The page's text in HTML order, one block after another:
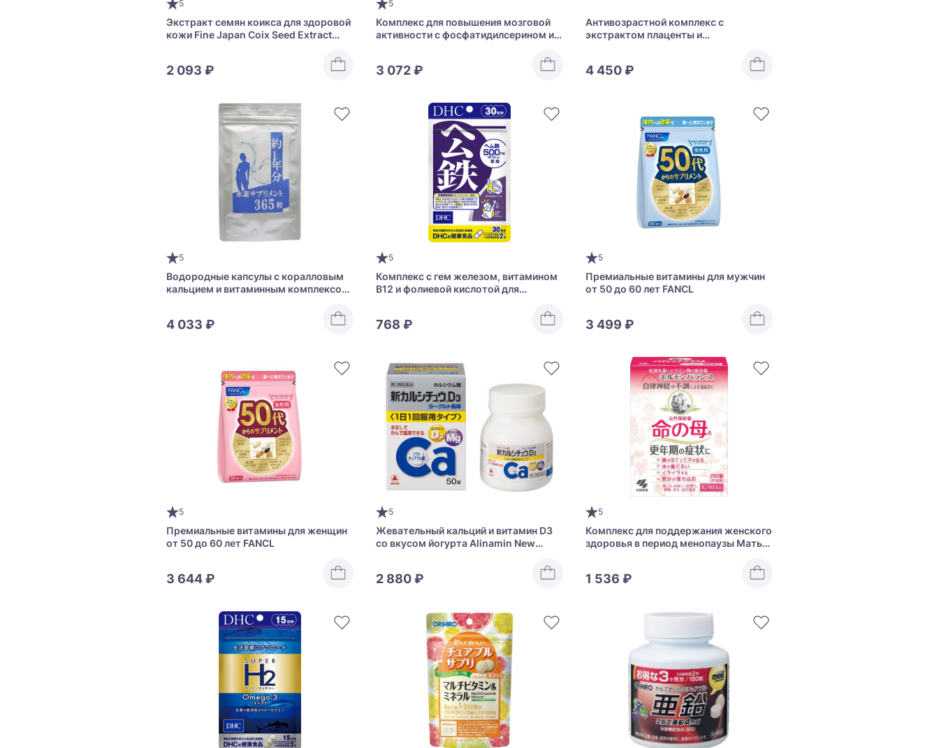
5
Экстракт семян коикса для здоровой
кожи Fine Japan Coix Seed Extract
2 093 ₽
5
Комплекс для повышения мозговой
активности с фосфатидилсерином и
3 072 ₽
Антивозрастной комплекс с
экстрактом плаценты и
4 450 ₽
5
Водородные капсулы с коралловым
кальцием и витаминным комплексом
4 033 ₽
5
Комплекс с гем железом, витамином
B12 и фолиевой кислотой для
768 ₽
5
Премиальные витамины для мужчин
от 50 до 60 лет FANCL
3 499 ₽
5
Премиальные витамины для женщин
от 50 до 60 лет FANCL
3 644 ₽
5
Жевательный кальций и витамин D3
со вкусом йогурта Alinamin New
2 880 ₽
5
Комплекс для поддержания женского
здоровья в период менопаузы Мать
1 536 ₽